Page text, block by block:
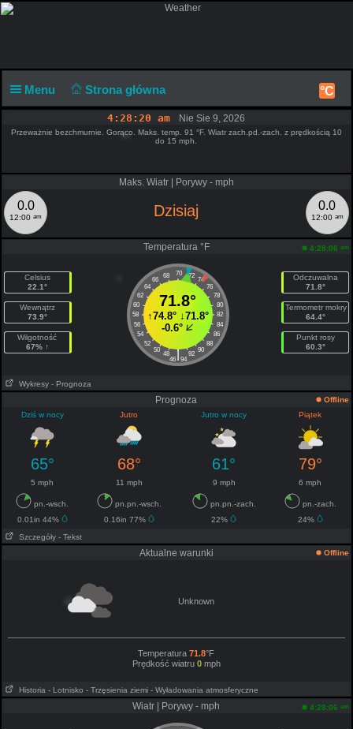
Menu Strona główna °C
4:28:20 am Nie Sie 9, 2026
Przeważnie bezchmurnie. Gorąco. Maks. temp. 91 °F. Wiatr zach.pd.-zach. z prędkością 10
do 15 mph.
Maks. Wiatr | Porywy - mph
0.0
12:00am
0.0
12:00 am
Dzisiaj
Temperatura °F 4:28:06 am
Celsius
22.1°
Wewnątrz
73.9°
Wilgotność
67% ↑
70
68 72
66
74
64
76
62
78
60
80
58
82
56
84
54
86
52
88
50
90
48 92
|
46 94
71.8°
↑74.8°↓71.8°
-0.6°
Odczuwalna
71.8°
Termometr mokry
64.4°
Punkt rosy
60.3°
Wykresy - Prognoza
Prognoza
Offline
Dziś w nocy
Jutro Jutro w nocy Piątek
65° 68° 61° 79°
5 mph 11 mph 9 mph 6 mph
pn.-wsch. pn.pn.-wsch. pn.pn.-zach.
pn.-zach.
0.01in 44%
0.16in 77% 22%
24%
Szczegóły - Tekst
Aktualne warunki Offline
Unknown
Temperatura71.8°F
Prędkość wiatru 0mph
Historia - Lotnisko - Trzęsienia ziemi - Wyładowania atmosferyczne
Wiatr | Porywy - mph 4:28:06 am